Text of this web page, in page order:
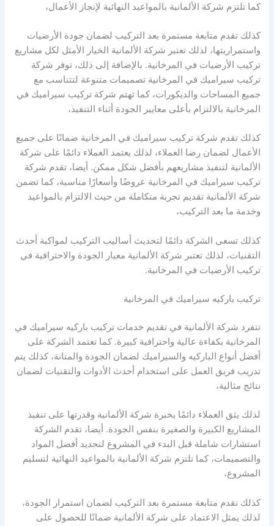
كما تلتزم شركة الألمانية بالمواعيد النهائية لإنجاز الأعمال،
كذلك تقدم متابعة مستمرة بعد التركيب لضمان جودة الأرضيات
واستمراريتها، لذلك تعتبر شركة الألمانية الخيار الأمثل لكل مشاريع
تركيب الأرضيات في المرخانية. بالإضافة إلى ذلك، توفر شركة
تركيب سيراميك في المرخانية تصميمات متنوعة لتتناسب مع
جميع المساحات والديكورات، كما تهتم شركة تركيب سيراميك في
المرخانية بالالتزام بأعلى معايير الجودة أثناء التنفيذ،
كذلك تقدم شركة تركيب سيراميك في المرخانية ضمانًا على جميع
الأعمال لضمان رضا العملاء، لذلك يعتمد العملاء دائمًا على شركة
الألمانية لتنفيذ مشاريعهم بأفضل شكل ممكن. أيضا، تقدم شركة
تركيب سيراميك في المرخانية عروضًا وأسعارًا مناسبة، كما تضمن
شركة الألمانية تقديم تجربة متكاملة من حيث الالتزام بالمواعيد
وخدمة ما بعد التركيب،
كذلك تسعى الشركة دائمًا لتحديث أساليب التركيب لمواكبة أحدث
التقنيات، لذلك تعتبر شركة الألمانية معيار الجودة والاحترافية في
تركيب الأرضيات في المرخانية.
تركيب باركيه سيراميك في المرخانية
تتفرد شركة الألمانية في تقديم خدمات تركيب باركيه سيراميك في
المرخانية بكفاءة عالية واحترافية كبيرة. كما تعتمد الشركة على
أفضل أنواع الباركيه والسيراميك لضمان الجودة والمتانة، كذلك يتم
تدريب فريق العمل على استخدام أحدث الأدوات والتقنيات لضمان
نتائج مثالية،
لذلك يثق العملاء دائمًا بخبرة شركة الألمانية وقدرتها على تنفيذ
المشاريع الكبيرة والصغيرة بنفس الجودة. أيضا، تقدم الشركة
استشارات شاملة قبل البدء في المشروع لتحديد أفضل المواد
والتصميمات، كما تلتزم شركة الألمانية بالمواعيد النهائية لتسليم
المشروع،
كذلك تقدم متابعة مستمرة بعد التركيب لضمان استمرار الجودة،
لذلك يمثل الاعتماد على شركة الألمانية ضمانًا للحصول على